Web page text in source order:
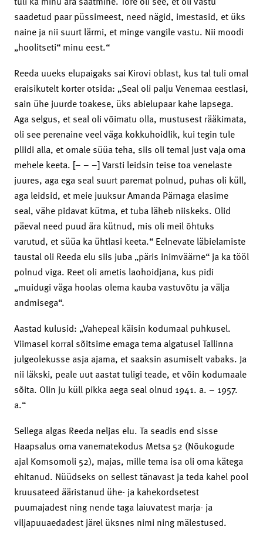
saadetud paar püssimeest, need nägid, imestasid, et üks
naine ja nii suurt lärmi, et minge vangile vastu. Nii moodi
„hoolitseti“ minu eest.“
Reeda uueks elupaigaks sai Kirovi oblast, kus tal tuli omal
eraisikutelt korter otsida: „Seal oli palju Venemaa eestlasi,
sain ühe juurde toakese, üks abielupaar kahe lapsega.
Aga selgus, et seal oli võimatu olla, mustusest rääkimata,
oli see perenaine veel väga kokkuhoidlik, kui tegin tule
pliidi alla, et omale süüa teha, siis oli temal just vaja oma
mehele keeta. [– – –] Varsti leidsin teise toa venelaste
juures, aga ega seal suurt paremat polnud, puhas oli küll,
aga leidsid, et meie juuksur Amanda Pärnaga elasime
seal, vähe pidavat kütma, et tuba läheb niiskeks. Olid
päeval need puud ära kütnud, mis oli meil õhtuks
varutud, et süüa ka ühtlasi keeta.“ Eelnevate läbielamiste
taustal oli Reeda elu siis juba „päris inimväärne“ ja ka tööl
polnud viga. Reet oli ametis laohoidjana, kus pidi
„muidugi väga hoolas olema kauba vastuvõtu ja välja
andmisega“.
Aastad kulusid: „Vahepeal käisin kodumaal puhkusel.
Viimasel korral sõitsime emaga tema algatusel Tallinna
julgeolekusse asja ajama, et saaksin asumiselt vabaks. Ja
nii läkski, peale uut aastat tuligi teade, et võin kodumaale
sõita. Olin ju küll pikka aega seal olnud 1941. a. – 1957.
a.“
Sellega algas Reeda neljas elu. Ta seadis end sisse
Haapsalus oma vanematekodus Metsa 52 (Nõukogude
ajal Komsomoli 52), majas, mille tema isa oli oma kätega
ehitanud. Nüüdseks on sellest tänavast ja teda kahel pool
kruusateed ääristanud ühe- ja kahekordsetest
puumajadest ning nende taga laiuvatest marja- ja
viljapuuaedadest järel üksnes nimi ning mälestused.